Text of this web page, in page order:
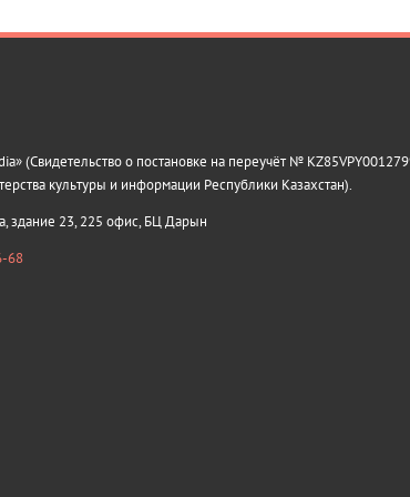
(Свидетельство о постановке на переучёт №
культуры и информации Республики Казахстан).
здание 23, 225 офис, БЦ Дарын
68